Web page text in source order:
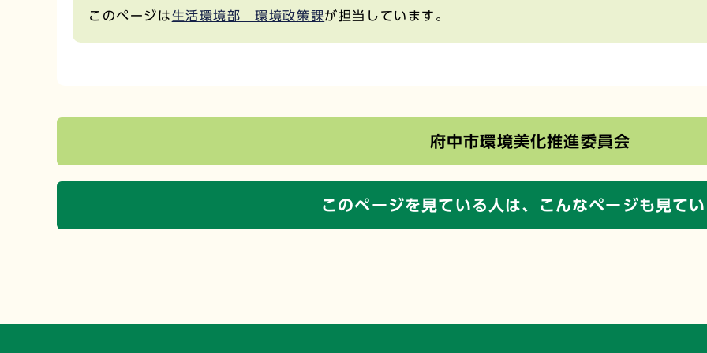
このページは生活環境部 環境政策課が担当しています。
府中市環境美化推進委員会
このページを見ている人は、 こんなページも見て